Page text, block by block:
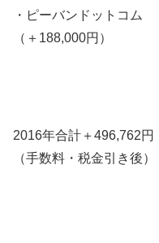
・ピーバンドットコム
（＋188,000円）
2016年合計＋496,762円
（手数料・税金引き後）